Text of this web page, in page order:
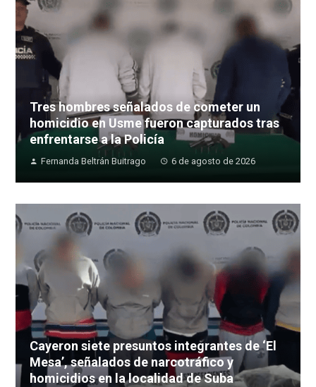
Tres hombres señalados de cometer un
homicidio en Usme fueron capturados tras
enfrentarse a la Policía
Fernanda Beltrán Buitrago 6 de agosto de 2026
Cayeron siete presuntos integrantes de ‘El
Mesa’, señalados de narcotráfico y
homicidios en la localidad de Suba